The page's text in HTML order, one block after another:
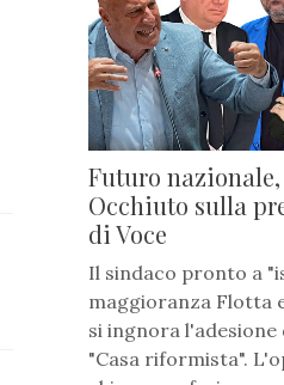
Futuro
Occhiuto sulla
di Voce
Il sindaco pronto a
maggioranza Flotta
si ingnora l'adesione
"Casa riformista".